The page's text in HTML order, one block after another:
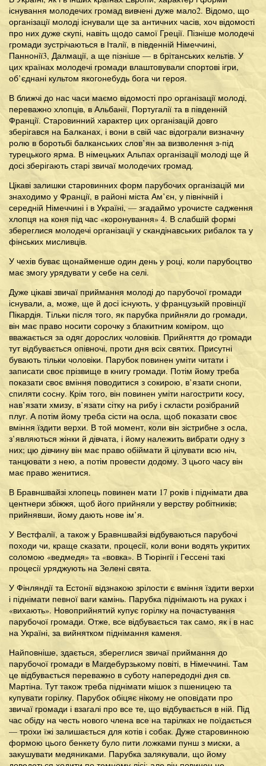
існування молодечих громад вивчені дуже мало2. Відомо, що
організації молоді існували ще за античних часів, хоч відомості
про них дуже скупі, навіть щодо самої Греції. Пізніше молодечі
громади зустрічаються в Італії, в південній Німеччині,
Паннонії3, Далмації, а ще пізніше — в брітанських кельтів. У
цих країнах молодечі громади влаштовували спортові ігри,
об’єднані культом якогонебудь бога чи героя.
В ближчі до нас часи маємо відомості про організації молоді,
переважно хлопців, в Альбанії, Португалії та в південній
Франції. Старовинний характер цих організацій довго
зберігався на Балканах, і вони в свій час відограли визначну
ролю в боротьбі балканських слов’ян за визволення з-під
турецького ярма. В німецьких Альпах організації молоді ще й
досі зберігають старі звичаї молодечих громад.
Цікаві залишки старовинних форм парубочих організацій ми
знаходимо у Франції, в районі міста Ам’єн, у північній і
середній Німеччині і в Україні, — згадаймо урочисте садження
хлопця на коня під час «коронування» 4. В слабшій формі
збереглися молодечі організації у скандінавських рибалок та у
фінських мисливців.
У чехів буває щонайменше один день у році, коли парубоцтво
має змогу урядувати у себе на селі.
Дуже цікаві звичаї приймання молоді до парубочої громади
існували, а, може, ще й досі існують, у французькій провінції
Пікардія. Тільки після того, як парубка прийняли до громади,
він має право носити сорочку з блакитним коміром, що
вважається за одяг дорослих чоловіків. Прийняття до громади
тут відбувається опівночі, проти дня всіх святих. Присутні
бувають тільки чоловіки. Парубок повинен уміти читати і
записати своє прізвище в книгу громади. Потім йому треба
показати своє вміння поводитися з сокирою, в’язати снопи,
спиляти сосну. Крім того, він повинен уміти нагострити косу,
нав’язати хмизу, в’язати сітку на рибу і скласти розібраний
плуг. А потім йому треба сісти на осла, щоб показати своє
вміння їздити верхи. В той момент, коли він зістрибне з осла,
з’являються жінки й дівчата, і йому належить вибрати одну з
них; цю дівчину він має право обіймати й цілувати всю ніч,
танцювати з нею, а потім провести додому. З цього часу він
має право женитися.
В Бравншвайзі хлопець повинен мати 17 років і піднімати два
центнери збіжжя, щоб його прийняли у верству робітників;
прийнявши, йому дають нове ім’я.
У Вестфалії, а також у Бравншвайзі відбуваються парубочі
походи чи, краще сказати, процесії, коли вони водять укритих
соломою «ведмедя» та «вовка». В Тюрінгії і Гессені такі
процесії уряджують на Зелені свята.
У Фінляндії та Естонії відзнакою зрілости є вміння їздити верхи
і піднімати певної ваги камінь. Парубка піднімають на руках і
«вихають». Новоприйнятий купує горілку на почастування
парубочої громади. Отже, все відбувається так само, як і в нас
на Україні, за вийнятком піднімання каменя.
Найповніше, здається, збереглися звичаї приймання до
парубочої громади в Магдебурзькому повіті, в Німеччині. Там
це відбувається переважно в суботу напередодні дня св.
Мартіна. Тут також треба піднімати мішок з пшеницею та
купувати горілку. Парубок обіцяє нікому не оповідати про
звичаї громади і взагалі про все те, що відбувається в ній. Під
час обіду на честь нового члена все на тарілках не поїдається
— трохи їжі залишається для котів і собак. Дуже старовинною
формою цього бенкету було пити ложками пунш з миски, а
закушувати медяниками. Парубка залякували, що йому